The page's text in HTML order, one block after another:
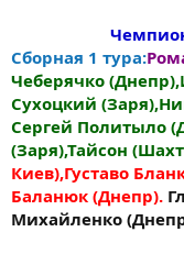
Сборная 1 тура:
Чеберячко
Сухоцкий
Сергей Политыло
(Заря),Тайсон
Киев),Густаво
Баланюк (Днепр).
Михайленко